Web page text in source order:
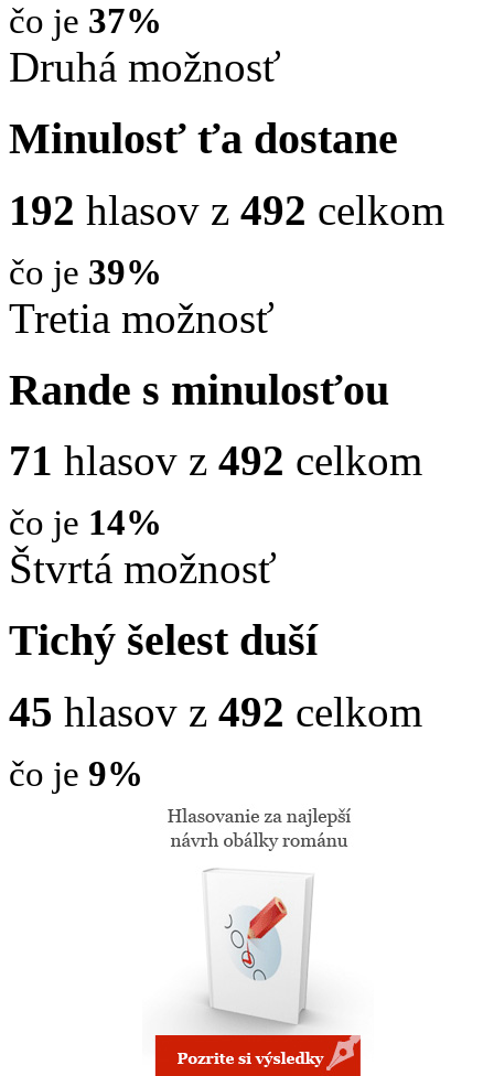
čo je 37%
Druhá možnosť
Minulosť ťa dostane
192 hlasov z 492 celkom
čo je 39%
Tretia možnosť
Rande s minulosťou
71 hlasov z 492 celkom
čo je 14%
Štvrtá možnosť
Tichý šelest duší
45 hlasov z 492 celkom
čo je 9%